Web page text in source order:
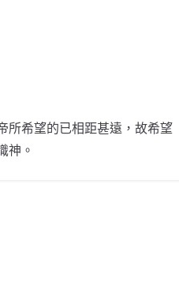
所希望的已相距甚遠，故希望
神。